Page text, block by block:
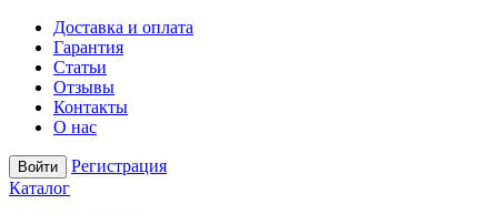
Доставка и оплата
Гарантия
Статьи
Отзывы
Контакты
О нас
Войти
Регистрация
Каталог